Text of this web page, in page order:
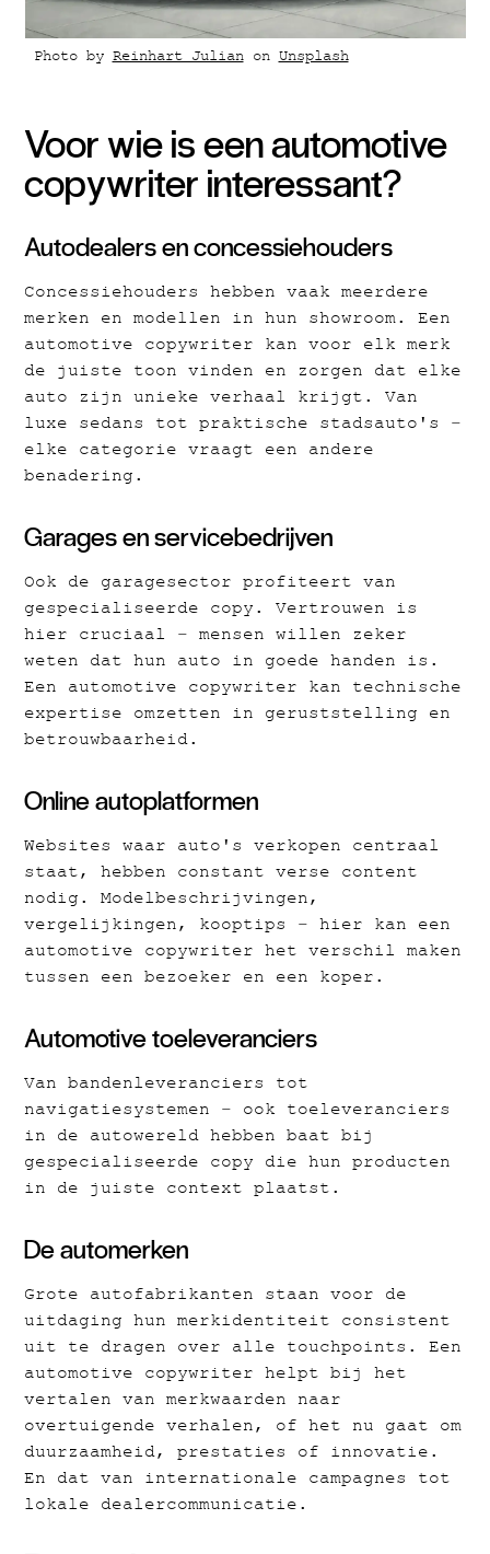
Photo byReinhart JulianonUnsplash
Voor wie is een automotive
copywriter interessant?
Autodealers en concessiehouders
Concessiehouders hebben vaak meerdere
merken en modellen in hun showroom. Een
automotive copywriter kan voor elk merk
de juiste toon vinden en zorgen dat elke
auto zijn unieke verhaal krijgt. Van
luxe sedans tot praktische stadsauto's –
elke categorie vraagt een andere
benadering.
Garages en servicebedrijven
Ook de garagesector profiteert van
gespecialiseerde copy. Vertrouwen is
hier cruciaal – mensen willen zeker
weten dat hun auto in goede handen is.
Een automotive copywriter kan technische
expertise omzetten in geruststelling en
betrouwbaarheid.
Online autoplatformen
Websites waar auto's verkopen centraal
staat, hebben constant verse content
nodig. Modelbeschrijvingen,
vergelijkingen, kooptips – hier kan een
automotive copywriter het verschil maken
tussen een bezoeker en een koper.
Automotive toeleveranciers
Van bandenleveranciers tot
navigatiesystemen – ook toeleveranciers
in de autowereld hebben baat bij
gespecialiseerde copy die hun producten
in de juiste context plaatst.
De automerken
Grote autofabrikanten staan voor de
uitdaging hun merkidentiteit consistent
uit te dragen over alle touchpoints. Een
automotive copywriter helpt bij het
vertalen van merkwaarden naar
overtuigende verhalen, of het nu gaat om
duurzaamheid, prestaties of innovatie.
En dat van internationale campagnes tot
lokale dealercommunicatie.